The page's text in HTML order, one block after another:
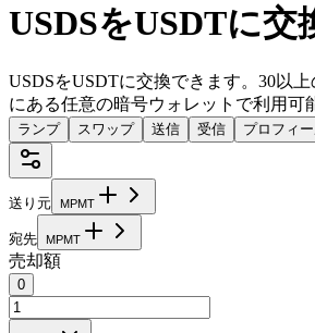
USDSをUSDTに交
USDSをUSDTに交換できます。30以
にある任意の暗号ウォレットで利用可
ランプ スワップ 送信 受信 プロフィ
送り元 MPMT
宛先 MPMT
売却額
0